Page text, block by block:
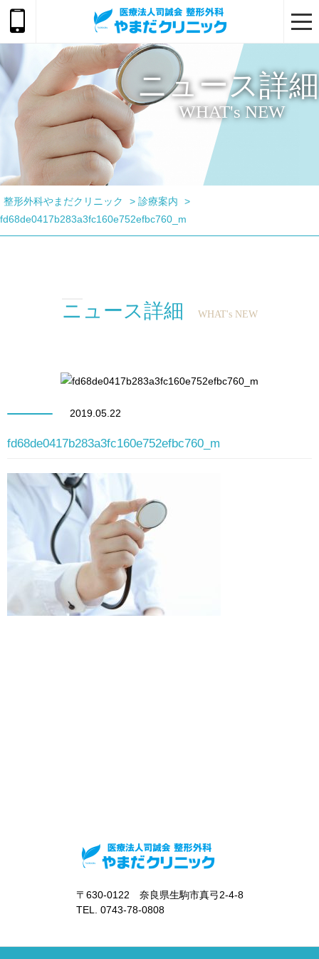
ニュース詳細
WHAT's NEW
整形外科やまだクリニック > 診療案内
>
fd68de0417b283a3fc160e752efbc760_m
ニュース詳細 WHAT's NEW
2019.05.22
fd68de0417b283a3fc160e752efbc760_m
〒630-0122 奈良県生駒市真弓2-4-8
TEL. 0743-78-0808